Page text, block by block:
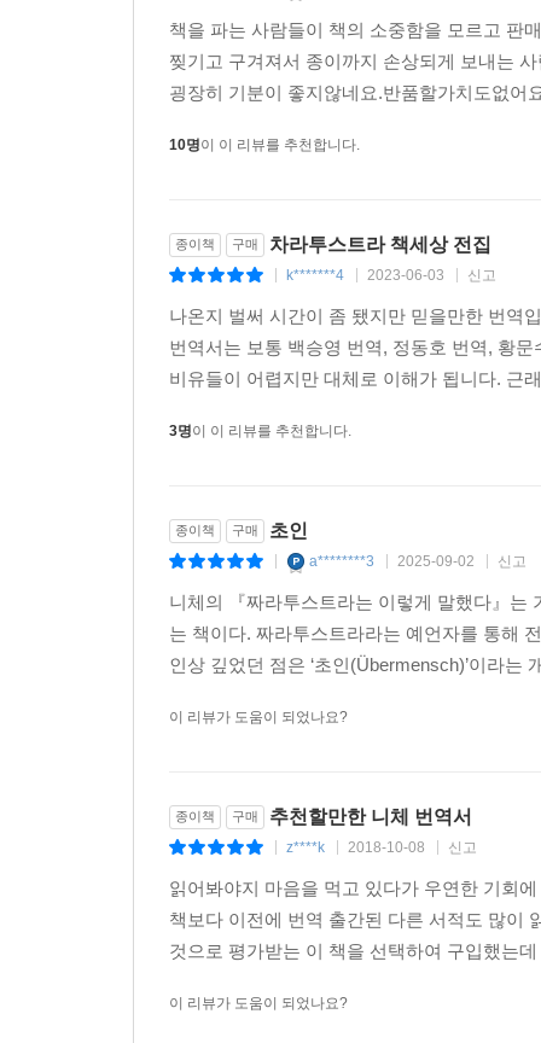
책을 파는 사람들이 책의 소중함을 모르고 판
찢기고 구겨져서 종이까지 손상되게 보내는
굉장히 기분이 좋지않네요.반품할가치도없
10명이 이 리뷰를 추천합니다.
종이책 구매 차라투스트라 책세상 전집
k*******4 2023-06-03 신고
나온지 벌써 시간이 좀 됐지만 믿을만한 번역
번역서는 보통 백승영 번역, 정동호 번역, 황
비유들이 어렵지만 대체로 이해가 됩니다. 근
3명이 이 리뷰를 추천합니다.
종이책 구매 초인
a********3 2025-09-02 신고
니체의 『짜라투스트라는 이렇게 말했다』는
는 책이다. 짜라투스트라라는 예언자를 통해
인상 깊었던 점은 ‘초인(Übermensch)’이라
이 리뷰가 도움이 되었나요?
종이책 구매 추천할만한 니체 번역서
z****k 2018-10-08 신고
읽어봐야지 마음을 먹고 있다가 우연한 기회
책보다 이전에 번역 출간된 다른 서적도 많이
것으로 평가받는 이 책을 선택하여 구입했는
이 리뷰가 도움이 되었나요?